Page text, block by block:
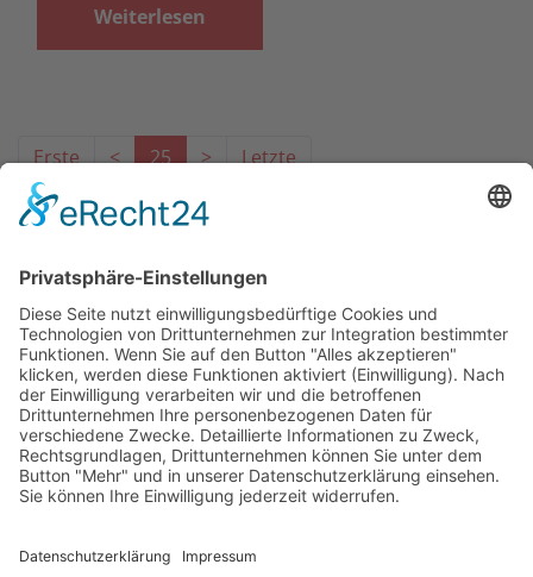
Weiterlesen
Erste < 25 > Letzte
Das Projekt zur Implementierung der Einheitlichen
Ansprechstellen für Arbeitgeber gemäß § 185a SGB IX in
Hessen wird gefördert aus Mitteln des LWV Hessen
Integrationsamtes. Das Projekt wird unter Einbindung
des Hessischen Ministeriums für Arbeit, Integration,
Jugend und Soziales von der Forschungsstelle des
Bildungswerks der Hessischen Wirtschaft e. V.
durchgeführt.